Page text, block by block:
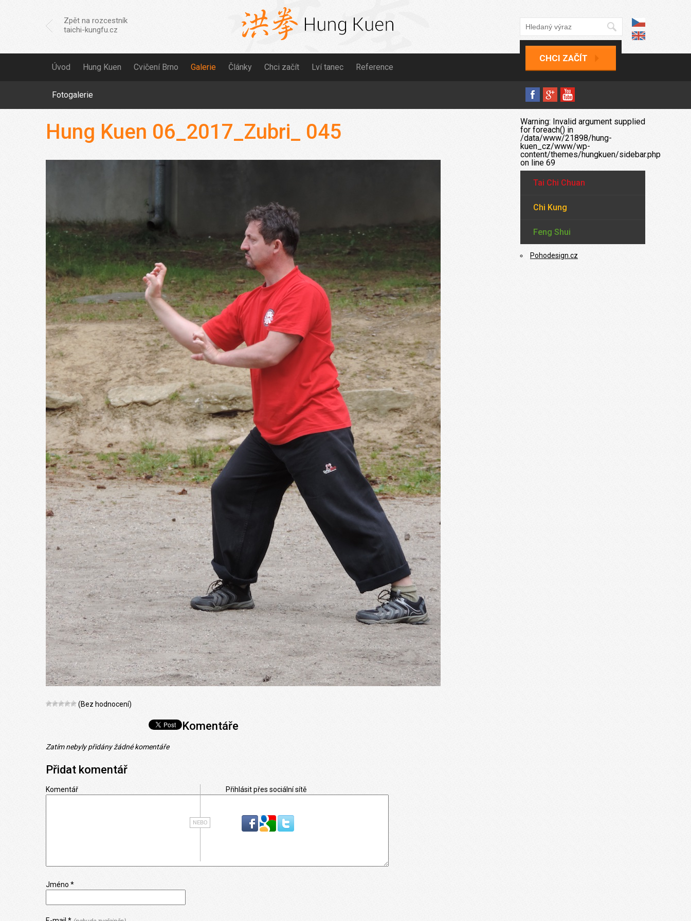
Zpět na rozcestník
taichi-kungfu.cz
CHCI ZAČÍT
Úvod Hung Kuen Cvičení Brno Galerie
Fotogalerie
Články Chci začít Lví tanec Reference
Hung Kuen 06_2017_Zubri_ 045
(Bez hodnocení)
Komentáře
Zatím nebyly přidány žádné komentáře
Přidat komentář
Přihlásit přes sociální sítě
Komentář
Jméno *
Warning: Invalid argument supplied
for foreach() in
/data/www/21898/hung-
kuen_cz/www/wp-
content/themes/hungkuen/sidebar.php
on line 69
Tai Chi Chuan
Chi Kung
Feng Shui
Pohodesign.cz